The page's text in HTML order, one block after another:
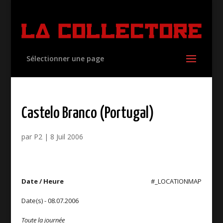
Sélectionner une page
Castelo Branco (Portugal)
par P2| 8 Juil 2006
#_LOCATIONMAP
Date / Heure
Date(s) - 08.07.2006
Toute la journée